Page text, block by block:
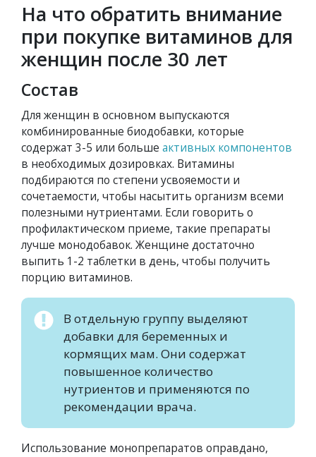
На что обратить внимание
при покупке витаминов для
женщин после 30 лет
Состав
Для женщин в основном выпускаются
комбинированные биодобавки, которые
содержат 3-5 или больше активных компонентов
в необходимых дозировках. Витамины
подбираются по степени усвояемости и
сочетаемости, чтобы насытить организм всеми
полезными нутриентами. Если говорить о
профилактическом приеме, такие препараты
лучше монодобавок. Женщине достаточно
выпить 1-2 таблетки в день, чтобы получить
порцию витаминов.
В отдельную группу выделяют
добавки для беременных и
кормящих мам. Они содержат
повышенное количество
нутриентов и применяются по
рекомендации врача.
Использование монопрепаратов оправдано,